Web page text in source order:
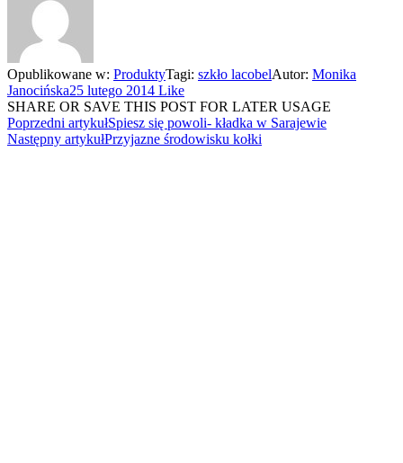
Opublikowane w: ProduktyTagi: szkło lacobelAutor: Monika
Janocińska25 lutego 2014 Like
SHARE OR SAVE THIS POST FOR LATER USAGE
Poprzedni artykułSpiesz się powoli- kładka w Sarajewie
Następny artykułPrzyjazne środowisku kołki